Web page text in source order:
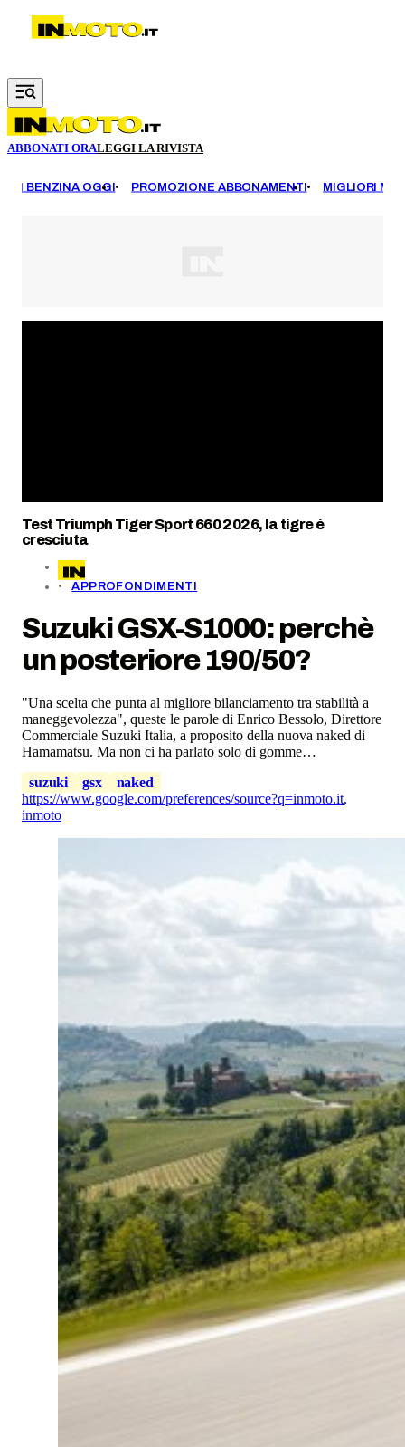
Vai al contenuto principale
ABBONATI ORALEGGI LA RIVISTA
BENZINA OGGI PROMOZIONE ABBONAMENTI MIGLIORI
Test Triumph Tiger Sport 660 2026, la tigre è
cresciuta
APPROFONDIMENTI
Suzuki GSX-S1000: perchè
un posteriore 190/50?
"Una scelta che punta al migliore bilanciamento tra stabilità a
maneggevolezza", queste le parole di Enrico Bessolo, Direttore
Commerciale Suzuki Italia, a proposito della nuova naked di
Hamamatsu. Ma non ci ha parlato solo di gomme…
suzuki
gsx
naked
https://www.google.com/preferences/source?q=inmoto.it,
inmoto